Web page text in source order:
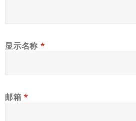
显示名称 *
邮箱*